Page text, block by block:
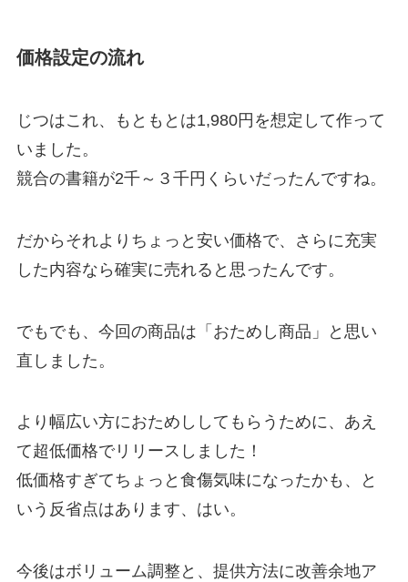
価格設定の流れ
じつはこれ、もともとは1,980円を想定して作って
いました。
競合の書籍が2千～３千円くらいだったんですね。
だからそれよりちょっと安い価格で、さらに充実
した内容なら確実に売れると思ったんです。
でもでも、今回の商品は「おためし商品」と思い
直しました。
より幅広い方におためししてもらうために、あえ
て超低価格でリリースしました！
低価格すぎてちょっと食傷気味になったかも、と
いう反省点はあります、はい。
今後はボリューム調整と、提供方法に改善余地ア